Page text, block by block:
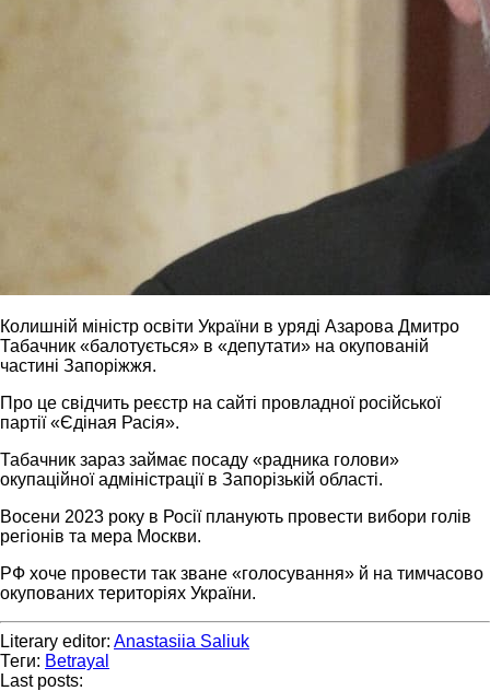
Колишній міністр освіти України в уряді Азарова Дмитро
Табачник «балотується» в «депутати» на окупованій
частині Запоріжжя.
Про це свідчить реєстр на сайті провладної російської
партії «Єдіная Расія».
Табачник зараз займає посаду «радника голови»
окупаційної адміністрації в Запорізькій області.
Восени 2023 року в Росії планують провести вибори голів
регіонів та мера Москви.
РФ хоче провести так зване «голосування» й на тимчасово
окупованих територіях України.
Literary editor: Anastasiia Saliuk
Теги: Betrayal
Last posts: